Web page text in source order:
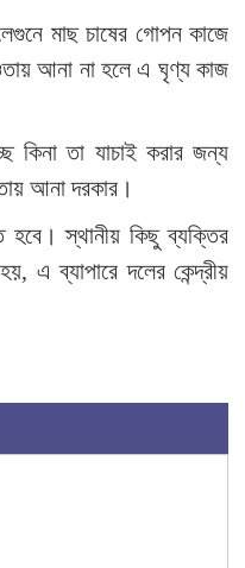
মাছ চাষের গোপন কাজে
আনা না হলে এ ঘৃণ্য কাজ
কিনা তা যাচাই করার জন্য
আনা দরকার।
হবে। স্থানীয় কিছু ব্যক্তির
এ ব্যাপারে দলের কেন্দ্রীয়